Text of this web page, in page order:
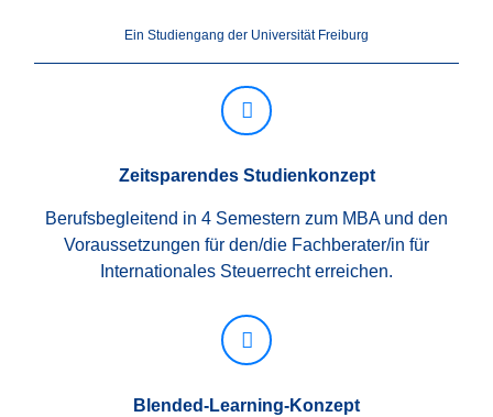
Ein Studiengang der Universität Freiburg
Zeitsparendes Studienkonzept
Berufsbegleitend in 4 Semestern zum MBA und den
Voraussetzungen für den/die Fachberater/in für
Internationales Steuerrecht erreichen.
Blended-Learning-Konzept